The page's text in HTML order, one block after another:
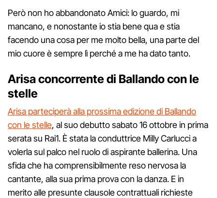
Però non ho abbandonato Amici: lo guardo, mi
mancano, e nonostante io stia bene qua e stia
facendo una cosa per me molto bella, una parte del
mio cuore è sempre lì perché a me ha dato tanto.
Arisa concorrente di Ballando con le
stelle
Arisa parteciperà alla prossima edizione di Ballando
con le stelle, al suo debutto sabato 16 ottobre in prima
serata su Rai1. È stata la conduttrice Milly Carlucci a
volerla sul palco nel ruolo di aspirante ballerina. Una
sfida che ha comprensibilmente reso nervosa la
cantante, alla sua prima prova con la danza. E in
merito alle presunte clausole contrattuali richieste